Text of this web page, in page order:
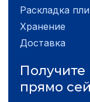
Раскладка
Хранение
Доставка
Получите
прямо